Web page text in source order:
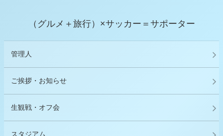
（グルメ＋旅行）×サッカー＝サポーター
管理人
ご挨拶・お知らせ
生観戦・オフ会
スタジアム